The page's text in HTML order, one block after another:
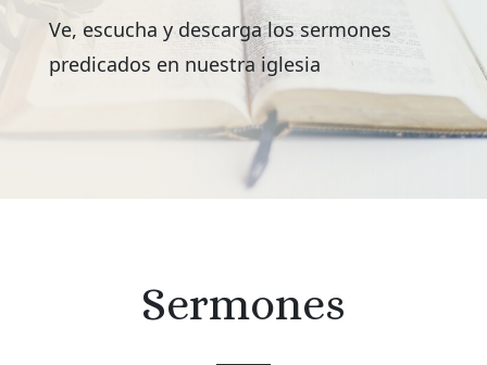
Ve, escucha y descarga los sermones
predicados en nuestra iglesia
Sermones